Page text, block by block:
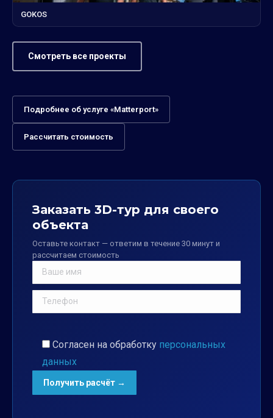
GOKOS
Смотреть все проекты
Подробнее об услуге «Matterport»
Рассчитать стоимость
Заказать 3D-тур для своего
объекта
Оставьте контакт — ответим в течение 30 минут и
рассчитаем стоимость
Согласен на обработку персональных
данных